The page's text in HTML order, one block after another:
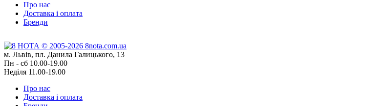
Про нас
Доставка і оплата
Бренди
м. Львів, пл. Данила Галицького, 13
Пн - сб 10.00-19.00
Неділя 11.00-19.00
Про нас
Доставка і оплата